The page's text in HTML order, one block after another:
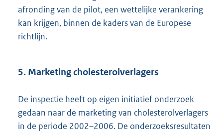
afronding van de pilot, een wettelijke verankering
kan krijgen, binnen de kaders van de Europese
richtlijn.
5. Marketing cholesterolverlagers
De inspectie heeft op eigen initiatief onderzoek
gedaan naar de marketing van cholesterolverlagers
in de periode 2002–2006. De onderzoeksresultaten